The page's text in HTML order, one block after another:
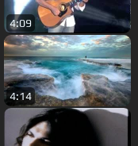
4:09
4:14